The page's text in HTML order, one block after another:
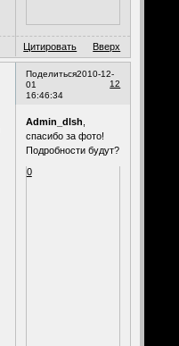
Цитировать Вверх
Поделиться
12
2010-12-
01
16:46:34
Admin_dlsh,
спасибо за фото!
Подробности будут?
0